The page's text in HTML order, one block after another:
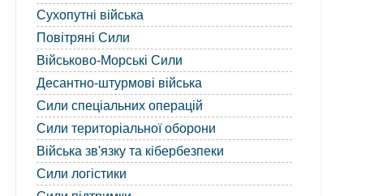
Сухопутні війська
Повітряні Сили
Військово-Морські Сили
Десантно-штурмові війська
Сили спеціальних операцій
Сили територіальної оборони
Війська зв'язку та кібербезпеки
Сили логістики